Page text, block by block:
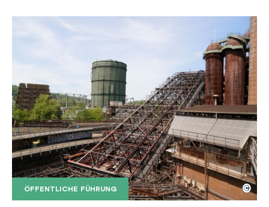
ÖFFENTLICHE FÜHRUNG
Der Erzschrägaufzug der Völklinger Hütte mit
Copyright: Weltkulturerbe Völklinger Hütte | Karl
©